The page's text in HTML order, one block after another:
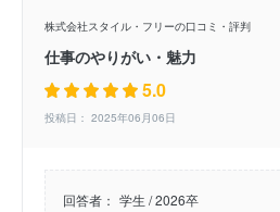
株式会社スタイル・フリーの口コミ・評判
仕事のやりがい・魅力
5.0
投稿日： 2025年06月06日
回答者： 学生 / 2026卒